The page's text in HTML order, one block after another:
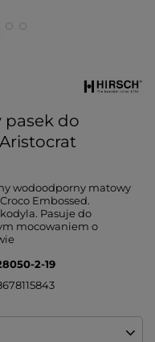
do
wodoodporny matowy
Embossed.
Pasuje do
mocowaniem o
2-19